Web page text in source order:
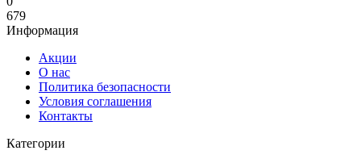
679
Информация
Акции
О нас
Политика безопасности
Условия соглашения
Контакты
Категории